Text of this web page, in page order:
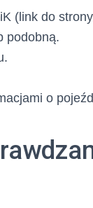
(link do
podobną.
o